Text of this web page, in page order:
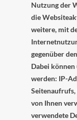
Nutzung der
die
weitere, mit
gegenüber
Dabei
werden: IP-
von Ihnen
verwendete